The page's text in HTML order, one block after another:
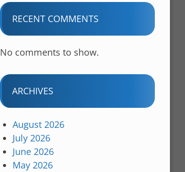
RECENT COMMENTS
No comments to show.
ARCHIVES
August 2026
July 2026
June 2026
May 2026